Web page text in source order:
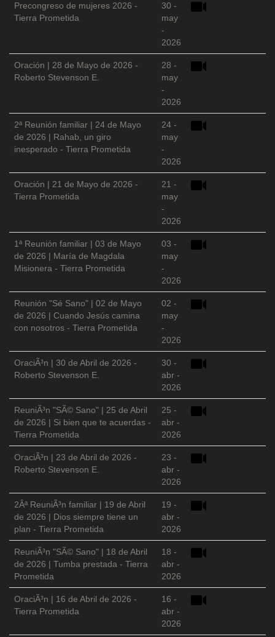
Precongreso de mujeres 2026 -
Tierra Prometida
30 -
may
-
2026
Oración | 28 de Mayo de 2026 -
Roberto Stevenson E.
28 -
may
-
2026
2ª Reunión familiar | 24 de Mayo
de 2026 | Rahab, un giro
inesperado - Tierra Prometida
24 -
may
-
2026
Oración | 21 de Mayo de 2026 -
Tierra Prometida
21 -
may
-
2026
1ª Reunión familiar | 03 de Mayo
de 2026 | María de Magdala
Misionera - Tierra Prometida
03 -
may
-
2026
Reunión "Sé Sano" | 02 de Mayo
de 2026 | Cuando Jesús camina
con nosotros - Tierra Prometida
02 -
may
-
2026
OraciÃ³n | 30 de Abril de 2026 -
Roberto Stevenson E.
30 -
abr -
2026
ReuniÃ³n "SÃ© Sano" | 25 de Abril
de 2026 | Si bien que te acuerdas -
Tierra Prometida
25 -
abr -
2026
OraciÃ³n | 23 de Abril de 2026 -
Roberto Stevenson E.
23 -
abr -
2026
2Âª ReuniÃ³n familiar | 19 de Abril
de 2026 | Dios siempre tiene un
plan - Tierra Prometida
19 -
abr -
2026
ReuniÃ³n "SÃ© Sano" | 18 de Abril
de 2026 | Tumba prestada - Tierra
Prometida
18 -
abr -
2026
OraciÃ³n | 16 de Abril de 2026 -
Tierra Prometida
16 -
abr -
2026